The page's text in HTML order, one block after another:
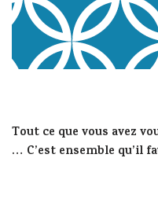
Tout ce que vous avez
… C’est ensemble qu’il